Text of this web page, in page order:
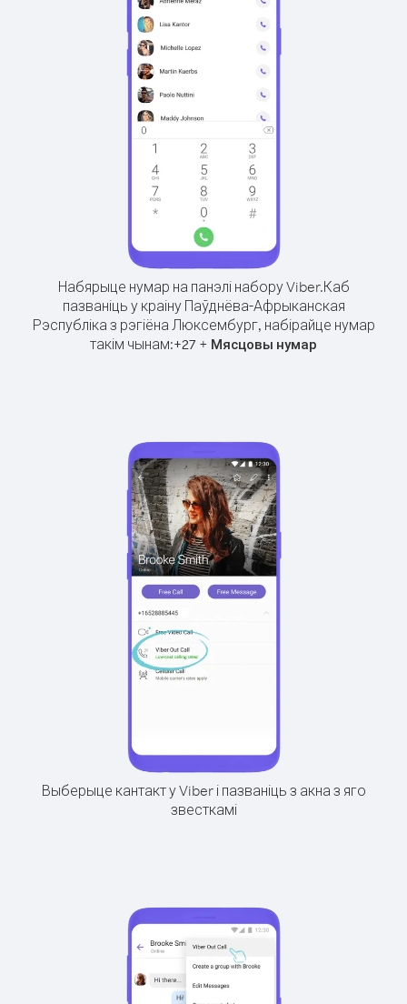
Набярыце нумар на панэлі набору Viber.Каб
пазваніць у краіну Паўднёва-Афрыканская
Рэспубліка з рэгіёна Люксембург, набірайце нумар
такім чынам:+27 + Мясцовы нумар
Выберыце кантакт у Viber і пазваніць з акна з яго
звесткамі